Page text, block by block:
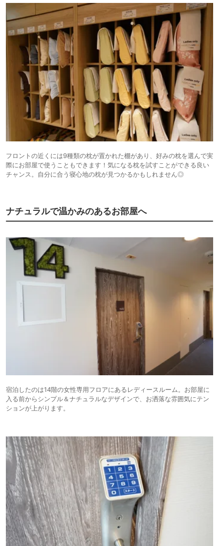
フロントの近くには9種類の枕が置かれた棚があり、好みの枕を選んで実
際にお部屋で使うこともできます！気になる枕を試すことができる良い
チャンス。自分に合う寝心地の枕が見つかるかもしれません◎
ナチュラルで温かみのあるお部屋へ
宿泊したのは14階の女性専用フロアにあるレディースルーム。お部屋に
入る前からシンプル＆ナチュラルなデザインで、お洒落な雰囲気にテン
ションが上がります。